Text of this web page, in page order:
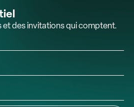
et des invitations qui comptent.